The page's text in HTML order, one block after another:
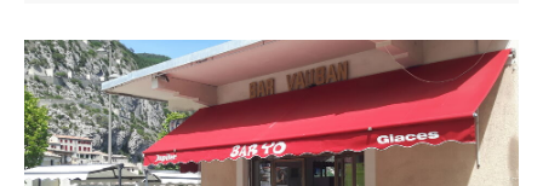
Il Bar Vauban si affaccia sull'antico borgo medievale e
sulla Cittadella. Snack: panini, taglieri per aperitivi, cialde,
gelati e granite.